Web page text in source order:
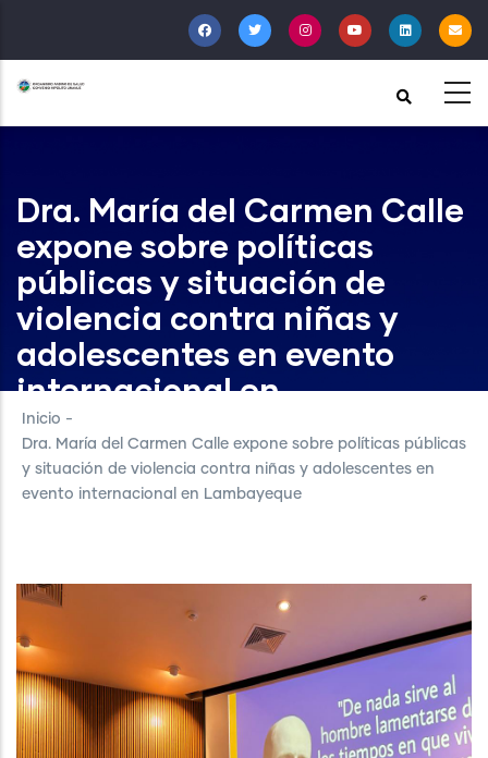
al
contenido
principal
Dra. María del Carmen Calle
expone sobre políticas
públicas y situación de
violencia contra niñas y
adolescentes en evento
internacional en
Lambayeque
Inicio -
Dra. María del Carmen Calle expone sobre políticas públicas
y situación de violencia contra niñas y adolescentes en
evento internacional en Lambayeque